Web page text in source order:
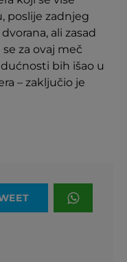
poslije zadnjeg
ali zasad
za ovaj meč
bih išao u
– zaključio je